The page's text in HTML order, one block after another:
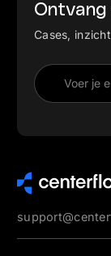
Cases,